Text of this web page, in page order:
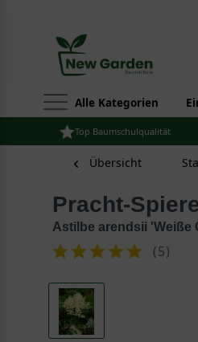
Alle Kategorien
Top Baumschulqualität
Übersicht
Pracht-
Astilbe arendsii 'Weiße
(5)